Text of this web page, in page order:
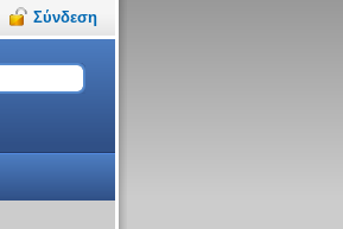
Σύνδεση